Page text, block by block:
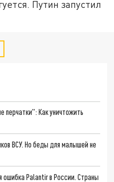
Путин запустил
перчатки": Как уничтожить
ВСУ. Но беды для малышей не
ошибка Palantir в России. Страны